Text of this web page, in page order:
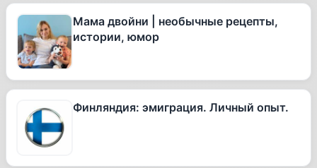
Мама двойни | необычные рецепты,
истории, юмор
Финляндия: эмиграция. Личный опыт.